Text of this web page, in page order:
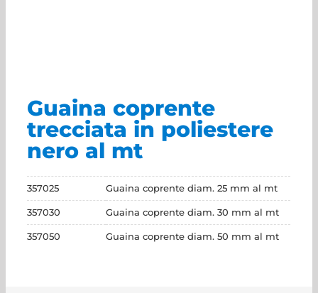
Guaina coprente
trecciata in poliestere
nero al mt
357025 Guaina coprente diam. 25 mm al mt
357030 Guaina coprente diam. 30 mm al mt
357050 Guaina coprente diam. 50 mm al mt